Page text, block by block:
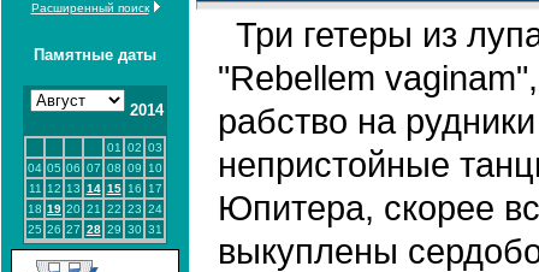
Расширенный поиск
Памятные даты
2014
01 02 03
04 05 06 07 08 09
10
11
12 13 14 15 16
17
18 19 20 21 22 23 24
25 26 27 28 29 30 31
Три гетеры из
"Rebellem
рабство на
непристойные
Юпитера, скорее
выкуплены